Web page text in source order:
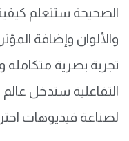
الصحيحة ستتعلم
والألوان وإضافة
تجربة بصرية
التفاعلية ستدخل عالم
لصناعة فيديوهات